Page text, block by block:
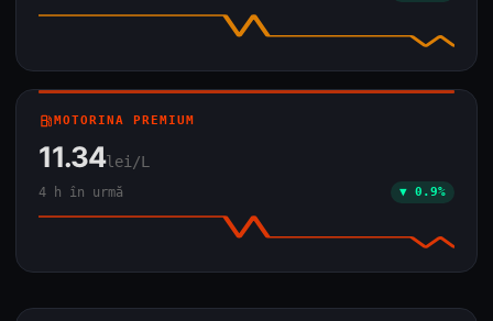
local_gas_stationMOTORINA PREMIUM
11.34lei/L
4 h în urmă ▼ 0.9%